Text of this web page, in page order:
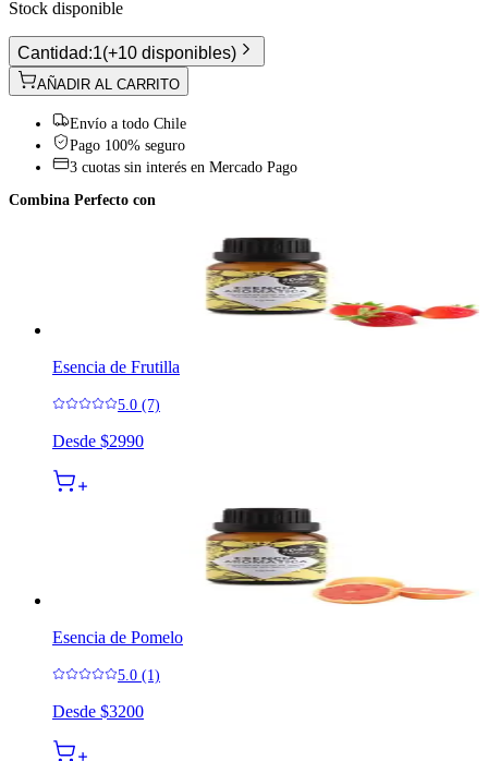
Stock disponible
Cantidad:1(+10 disponibles)
AÑADIR AL CARRITO
Envío a todo Chile
Pago 100% seguro
3 cuotas sin interés en Mercado Pago
Combina Perfecto con
Esencia de Frutilla
5.0 (7)
Desde $2990
Esencia de Pomelo
5.0 (1)
Desde $3200